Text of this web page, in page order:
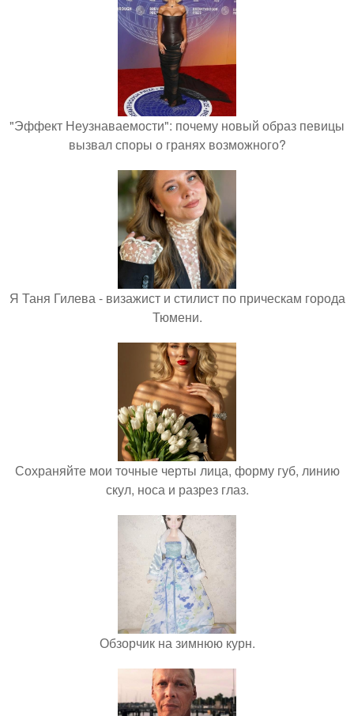
"Эффект Неузнаваемости": почему новый образ певицы
вызвал споры о гранях возможного?
Я Таня Гилева - визажист и стилист по прическам города
Тюмени.
Сохраняйте мои точные черты лица, форму губ, линию
скул, носа и разрез глаз.
Обзорчик на зимнюю курн.